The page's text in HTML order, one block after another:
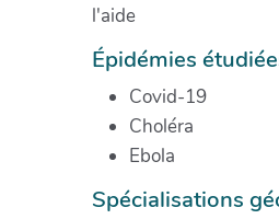
l'aide
Épidémies
Covid-19
Choléra
Ebola
Spécialisations